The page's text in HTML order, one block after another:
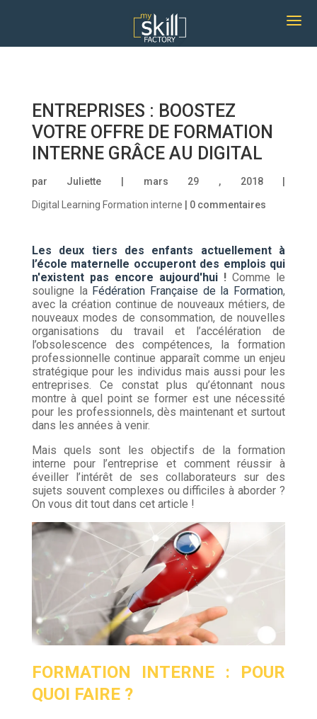
ENTREPRISES : BOOSTEZ
VOTRE OFFRE DE FORMATION
INTERNE GRÂCE AU DIGITAL
par Juliette | mars 29 , 2018 |
Digital Learning Formation interne | 0 commentaires
Les deux tiers des enfants actuellement à
l’école maternelle occuperont des emplois qui
n'existent pas encore aujourd'hui ! Comme le
souligne la Fédération Française de la Formation,
avec la création continue de nouveaux métiers, de
nouveaux modes de consommation, de nouvelles
organisations du travail et l’accélération de
l’obsolescence des compétences, la formation
professionnelle continue apparaît comme un enjeu
stratégique pour les individus mais aussi pour les
entreprises. Ce constat plus qu’étonnant nous
montre à quel point se former est une nécessité
pour les professionnels, dès maintenant et surtout
dans les années à venir.
Mais quels sont les objectifs de la formation
interne pour l’entreprise et comment réussir à
éveiller l’intérêt de ses collaborateurs sur des
sujets souvent complexes ou difficiles à aborder ?
On vous dit tout dans cet article !
FORMATION INTERNE : POUR
QUOI FAIRE ?